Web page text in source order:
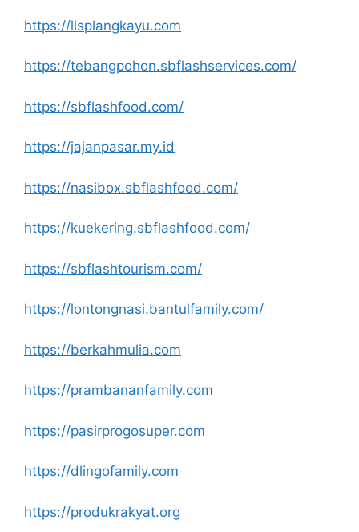
https://lisplangkayu.com
https://tebangpohon.sbflashservices.com/
https://sbflashfood.com/
https://jajanpasar.my.id
https://nasibox.sbflashfood.com/
https://kuekering.sbflashfood.com/
https://sbflashtourism.com/
https://lontongnasi.bantulfamily.com/
https://berkahmulia.com
https://prambananfamily.com
https://pasirprogosuper.com
https://dlingofamily.com
https://produkrakyat.org